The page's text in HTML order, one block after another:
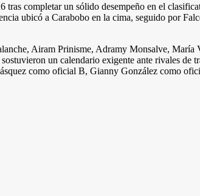
completar un sólido desempeño en el
ubicó a Carabobo en la cima, seguido por
Airam Prinisme, Adramy Monsalve, María
un calendario exigente ante rivales de
como oficial B, Gianny González como